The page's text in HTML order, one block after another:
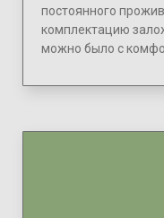
постоянного
комплектацию
можно было с